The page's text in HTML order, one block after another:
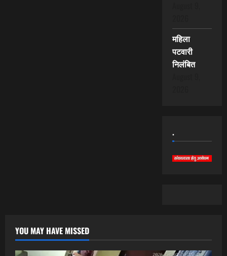
महिला
पटवारी
निलंबित
.
YOU MAY HAVE MISSED